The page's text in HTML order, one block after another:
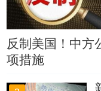
反制美国！中方
项措施